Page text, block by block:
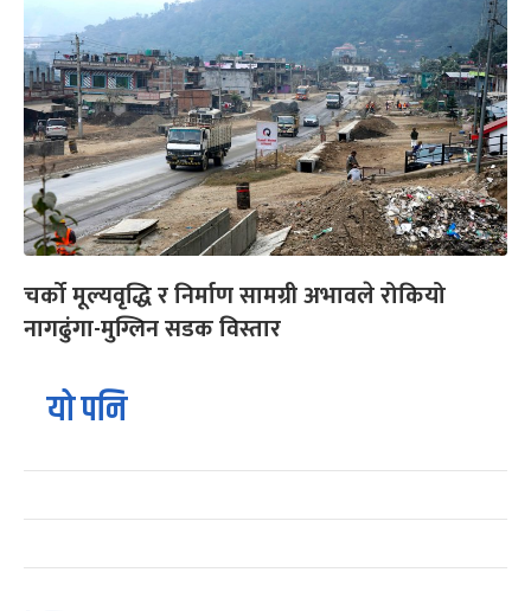
चर्को मूल्यवृद्धि र निर्माण सामग्री अभावले रोकियो
नागढुंगा-मुग्लिन सडक विस्तार
यो पनि